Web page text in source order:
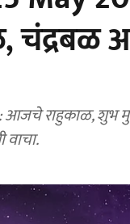
चंद्रबळ
राहुकाळ, शुभ
वाचा.